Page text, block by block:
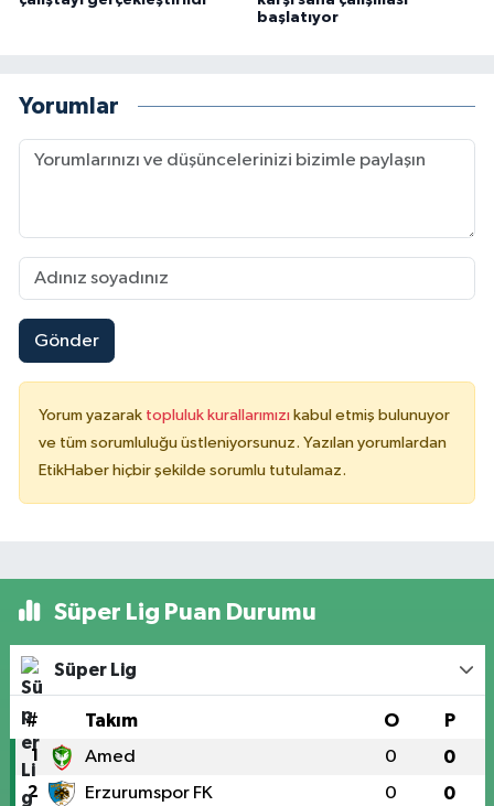
başlatıyor
Yorumlar
Gönder
Yorum yazarak topluluk kurallarımızı kabul etmiş bulunuyor
ve tüm sorumluluğu üstleniyorsunuz. Yazılan yorumlardan
EtikHaber hiçbir şekilde sorumlu tutulamaz.
Süper Lig Puan Durumu
Süper Lig
# Takım O P
1 Amed 0 0
2 Erzurumspor FK 0 0